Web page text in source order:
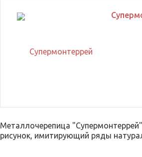
Металлочерепица
рисунок, имитирующий ряды